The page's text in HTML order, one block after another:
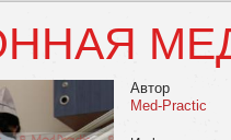
Автор
Med-Practic